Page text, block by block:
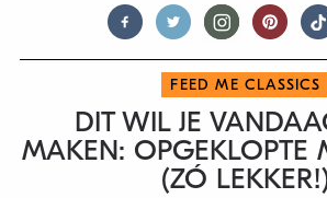
FEED ME CLASSICS
DIT WIL JE
MAKEN: OPGEKLOPTE
(ZÓ